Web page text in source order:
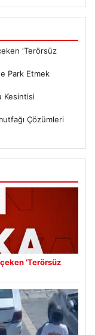
‘Terörsüz
Park Etmek
Kesintisi
Çözümleri
‘Terörsüz